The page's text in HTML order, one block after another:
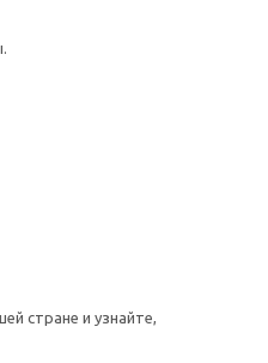
стране и узнайте,